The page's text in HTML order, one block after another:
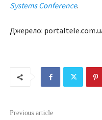
Systems Conference.
Джерело:
Previous article